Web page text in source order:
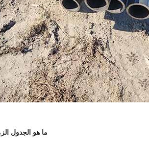
ما هو الجدول الزمني 80 أنابيب